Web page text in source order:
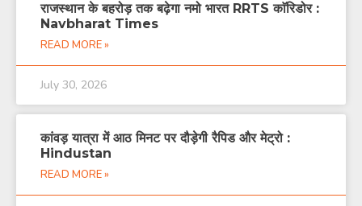
राजस्थान के बहरोड़ तक बढ़ेगा नमो भारत RRTS काॅरिडोर :
Navbharat Times
READ MORE »
July 30, 2026
कांवड़ यात्रा में आठ मिनट पर दौड़ेगी रैपिड और मेट्रो :
Hindustan
READ MORE »